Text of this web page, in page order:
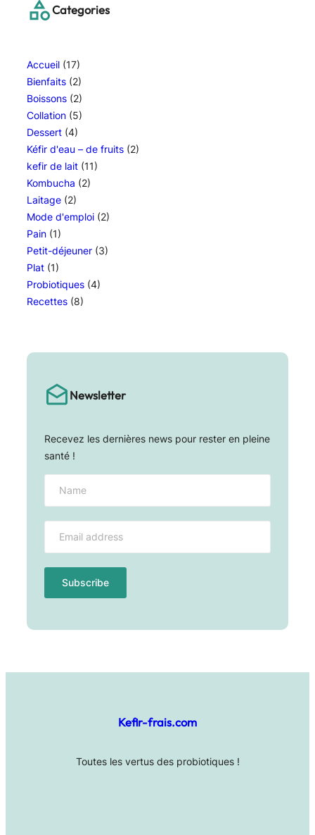
Categories
Accueil (17)
Bienfaits (2)
Boissons (2)
Collation (5)
Dessert (4)
Kéfir d'eau – de fruits (2)
kefir de lait (11)
Kombucha (2)
Laitage (2)
Mode d'emploi (2)
Pain (1)
Petit-déjeuner (3)
Plat (1)
Probiotiques (4)
Recettes (8)
Newsletter
Recevez les dernières news pour rester en pleine
santé !
Kefir-frais.com
Toutes les vertus des probiotiques !